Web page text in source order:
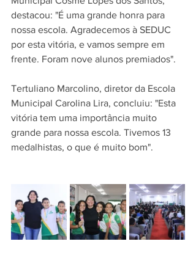
destacou: "É uma grande honra para
nossa escola. Agradecemos à SEDUC
por esta vitória, e vamos sempre em
frente. Foram nove alunos premiados".
Tertuliano Marcolino, diretor da Escola
Municipal Carolina Lira, concluiu: "Esta
vitória tem uma importância muito
grande para nossa escola. Tivemos 13
medalhistas, o que é muito bom".